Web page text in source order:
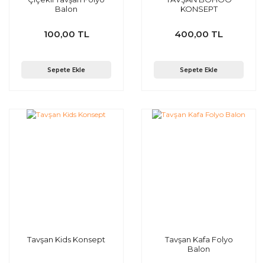
Balon
100,00 TL
Sepete Ekle
KONSEPT
400,00 TL
Sepete Ekle
Tavşan Kids Konsept
Tavşan Kafa Folyo
Balon